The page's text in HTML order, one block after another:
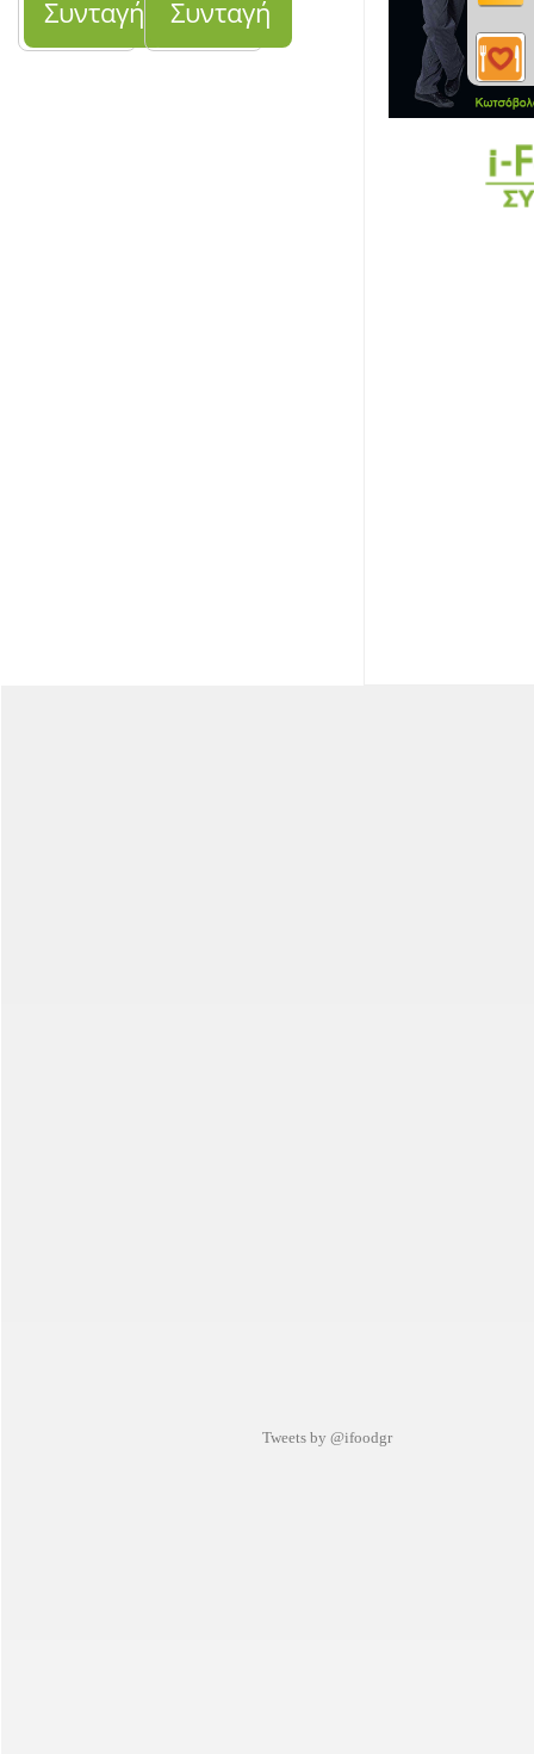
Συνταγή Συνταγή
Tweets by @ifoodgr